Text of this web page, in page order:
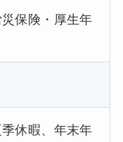
保険・厚生年
休暇、年末年